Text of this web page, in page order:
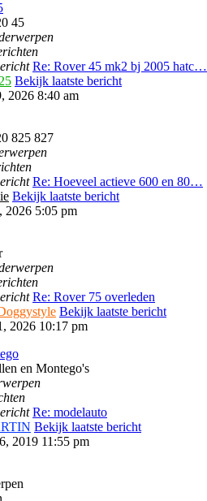
45
Re: Rover 45 mk2 bj 2005 hatc…
Bekijk laatste bericht
2026 8:40 am
825 827
Re: Hoeveel actieve 600 en 80…
Bekijk laatste bericht
2026 5:05 pm
Re: Rover 75 overleden
Bekijk laatste bericht
2026 10:17 pm
en Montego's
Re: modelauto
Bekijk laatste bericht
2019 11:55 pm